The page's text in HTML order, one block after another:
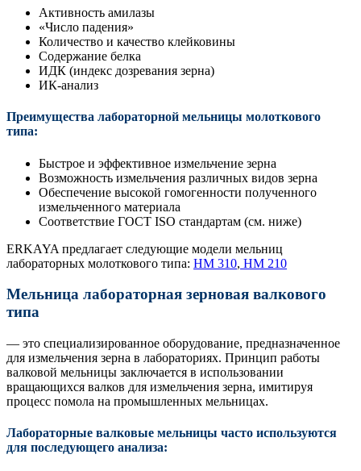
Активность амилазы
«Число падения»
Количество и качество клейковины
Содержание белка
ИДК (индекс дозревания зерна)
ИК-анализ
Преимущества лабораторной мельницы молоткового
типа:
Быстрое и эффективное измельчение зерна
Возможность измельчения различных видов зерна
Обеспечение высокой гомогенности полученного
измельченного материала
Соответствие ГОСТ ISO стандартам (см. ниже)
ERKAYA предлагает следующие модели мельниц
лабораторных молоткового типа: HM 310, HM 210
Мельница лабораторная зерновая валкового
типа
— это специализированное оборудование, предназначенное
для измельчения зерна в лабораториях. Принцип работы
валковой мельницы заключается в использовании
вращающихся валков для измельчения зерна, имитируя
процесс помола на промышленных мельницах.
Лабораторные валковые мельницы часто используются
для последующего анализа: